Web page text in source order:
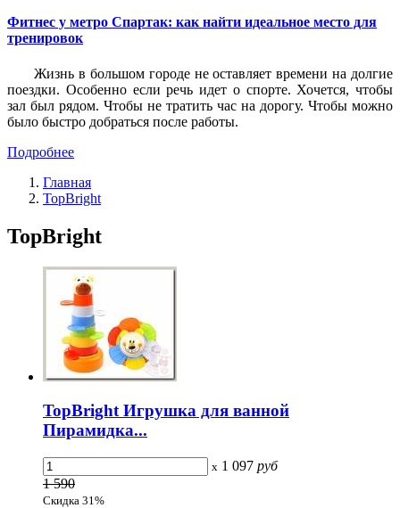
Фитнес у метро Спартак: как найти идеальное место для
тренировок
Жизнь в большом городе не оставляет времени на долгие
поездки. Особенно если речь идет о спорте. Хочется, чтобы
зал был рядом. Чтобы не тратить час на дорогу. Чтобы можно
было быстро добраться после работы.
Подробнее
Главная
TopBright
TopBright
TopBright Игрушка для ванной
Пирамидка...
x 1 097 руб
1 590
Скидка 31%